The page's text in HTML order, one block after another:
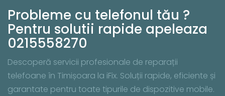
Probleme cu telefonul tău ?
Pentru solutii rapide apeleaza
0215558270
Descoperă servicii profesionale de reparații
telefoane în Timișoara la iFix. Soluții rapide, eficiente și
garantate pentru toate tipurile de dispozitive mobile.